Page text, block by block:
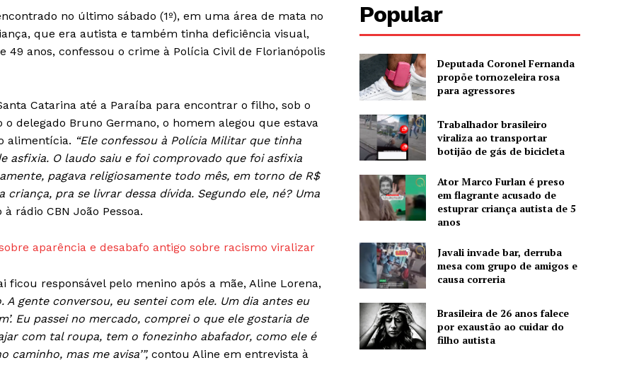
PRO
Company
Sobre Nós
Contato
Política de Privacidade e Cookies
RSS
no último sábado (1º), em uma área de mata no
que era autista e também tinha deficiência visual,
49 anos, confessou o crime à Polícia Civil de Florianópolis
Catarina até a Paraíba para encontrar o filho, sob o
delegado Bruno Germano, o homem alegou que estava
alimentícia. “Ele confessou à Polícia Militar que tinha
O laudo saiu e foi comprovado que foi asfixia
pagava religiosamente todo mês, em torno de R$
pra se livrar dessa dívida. Segundo ele, né? Uma
rádio CBN João Pessoa.
aparência e desabafo antigo sobre racismo viralizar
ficou responsável pelo menino após a mãe, Aline Lorena,
gente conversou, eu sentei com ele. Um dia antes eu
Eu passei no mercado, comprei o que ele gostaria de
com tal roupa, tem o fonezinho abafador, como ele é
mas me avisa’”, contou Aline em entrevista à
Popular
Deputada Coronel Fernanda
propõe tornozeleira rosa
para agressores
Trabalhador brasileiro
viraliza ao transportar
botijão de gás de bicicleta
Ator Marco Furlan é preso
em flagrante acusado de
estuprar criança autista de 5
anos
Javali invade bar, derruba
mesa com grupo de amigos e
causa correria
Brasileira de 26 anos falece
por exaustão ao cuidar do
filho autista